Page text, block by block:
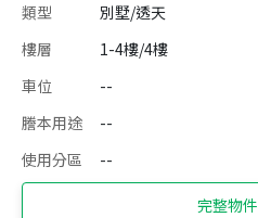
類型 別墅/透天
樓層
1-4樓/4樓
車位
--
謄本用途
--
使用分區
--
完整物